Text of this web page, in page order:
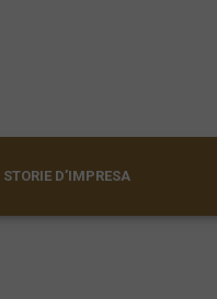
STORIE D’IMPRESA